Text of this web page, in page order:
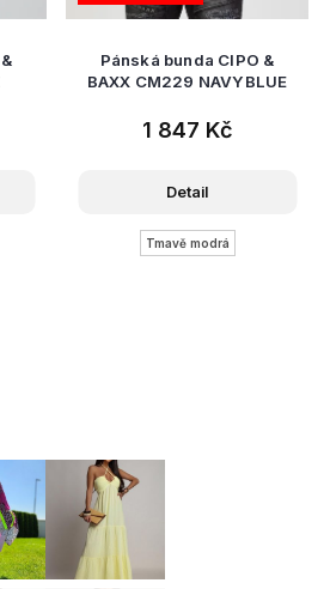
Pánská bunda CIPO &
BAXX CM229 NAVYBLUE
1 847 Kč
Detail
Tmavě modrá